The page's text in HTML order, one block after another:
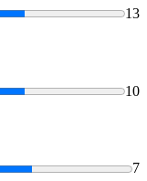
13
10
7